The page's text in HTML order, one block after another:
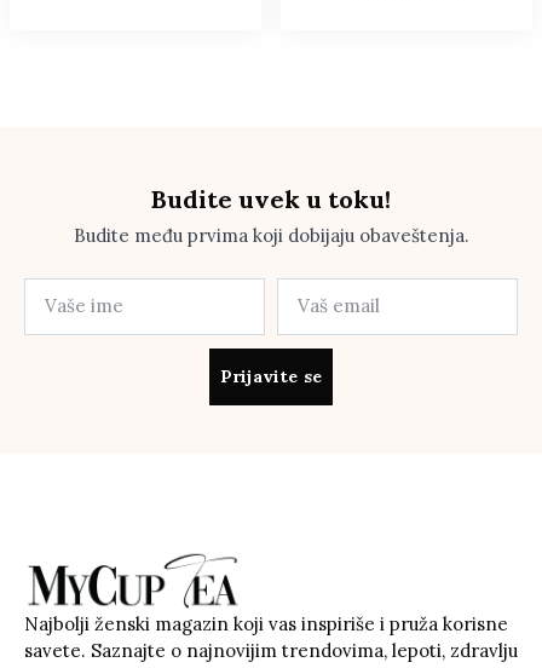
Budite uvek u toku!
Budite među prvima koji dobijaju obaveštenja.
Prijavite se
Najbolji ženski magazin koji vas inspiriše i pruža korisne
savete. Saznajte o najnovijim trendovima, lepoti, zdravlju